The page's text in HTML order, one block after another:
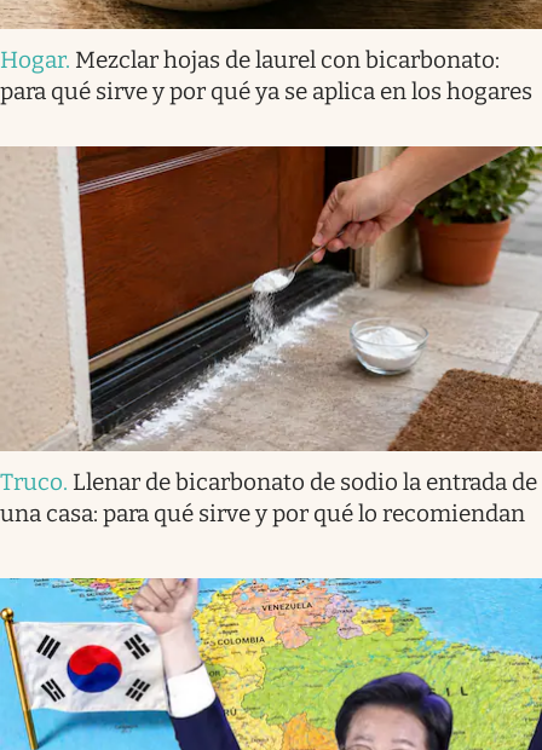
Hogar. Mezclar hojas de laurel con bicarbonato:
para qué sirve y por qué ya se aplica en los hogares
Truco. Llenar de bicarbonato de sodio la entrada de
una casa: para qué sirve y por qué lo recomiendan